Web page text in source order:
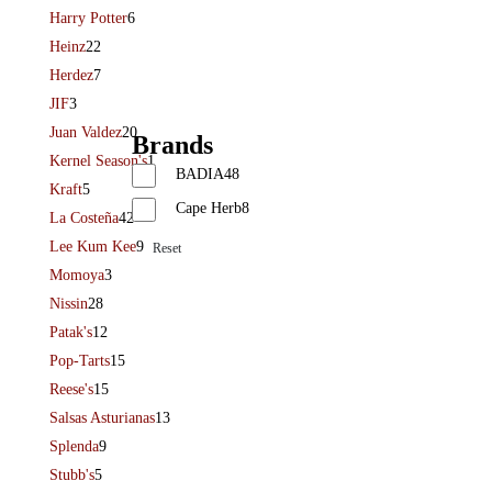
Harry Potter6
Heinz22
Herdez7
JIF3
Juan Valdez20
Kernel Season's1
Kraft5
La Costeña42
Lee Kum Kee9
Momoya3
Nissin28
Patak's12
Pop-Tarts15
Reese's15
Salsas Asturianas13
Splenda9
Stubb's5
Brands
BADIA48
Cape Herb8
Reset